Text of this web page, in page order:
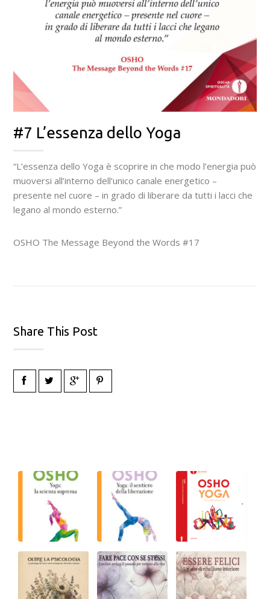
#7 L’essenza dello Yoga
“L’essenza dello Yoga è scoprire in che modo l’energia può
muoversi all’interno dell’unico canale energetico –
presente nel cuore – in grado di liberare da tutti i lacci che
legano al mondo esterno.”
OSHO The Message Beyond the Words #17
Share This Post